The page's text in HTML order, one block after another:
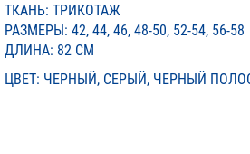
ТКАНЬ: ТРИКОТАЖ
РАЗМЕРЫ: 42, 44, 46, 48-50, 52-54, 56-58
ДЛИНА: 82 СМ
ЦВЕТ: ЧЕРНЫЙ, СЕРЫЙ, ЧЕРНЫЙ